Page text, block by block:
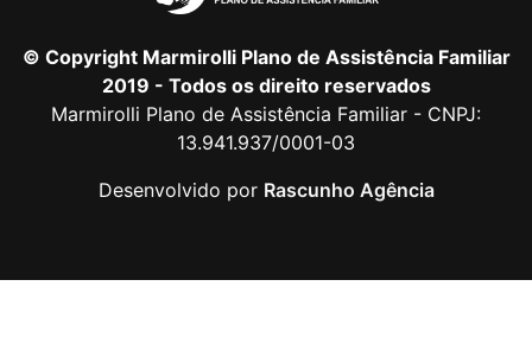
© Copyright Marmirolli Plano de Assistência Familiar
2019 - Todos os direito reservados
Marmirolli Plano de Assistência Familiar - CNPJ:
13.941.937/0001-03
Desenvolvido por Rascunho Agência